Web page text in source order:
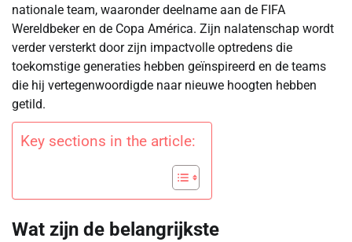
nationale team, waaronder deelname aan de FIFA
Wereldbeker en de Copa América. Zijn nalatenschap wordt
verder versterkt door zijn impactvolle optredens die
toekomstige generaties hebben geïnspireerd en de teams
die hij vertegenwoordigde naar nieuwe hoogten hebben
getild.
Key sections in the article:
Wat zijn de belangrijkste